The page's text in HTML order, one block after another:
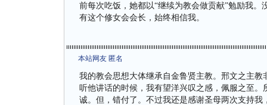
前每次吃饭，她都以“继续为教会做贡献”勉励我
有这个修女会会长，始终相信我。
本站网友 匿名
我的教会思想大体继承自金鲁贤主教。邢文之主
听他讲话的时候，我有望洋兴叹之感，佩服之至
诚。但，错付了。不过我还是感谢圣母两次支持